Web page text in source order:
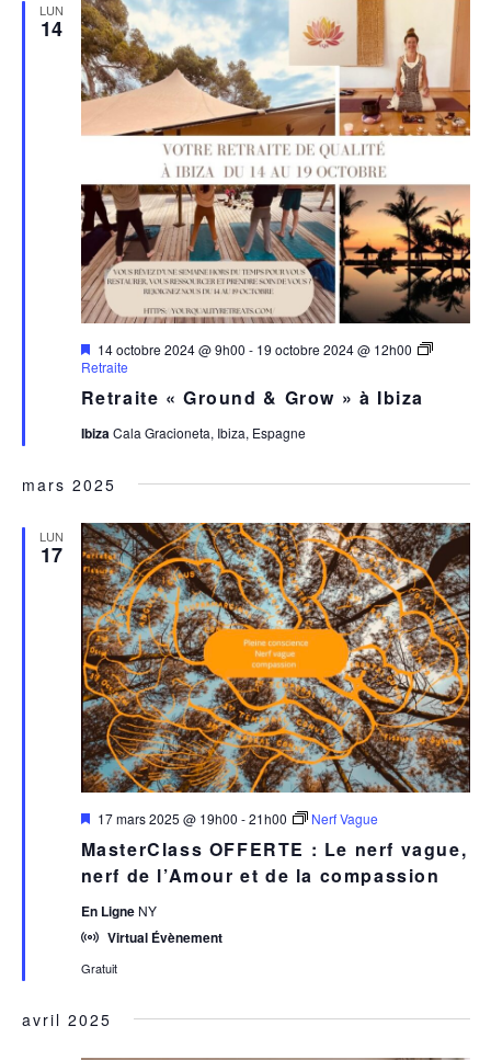
LUN
14
Retraite « Ground & Grow » à Ibiza
Mis
en
14 octobre 2024 @ 9h00 - 19 octobre 2024 @ 12h00
Retraite
IbizaCala Gracioneta, Ibiza, Espagne
mars 2025
LUN
17
MasterClass OFFERTE : Le nerf vague,
nerf de l’Amour et de la compassion
Mis
avant
17 mars 2025 @ 19h00 -21h00 Nerf Vague
En Ligne NY
Virtual Évènement
Gratuit
avril 2025